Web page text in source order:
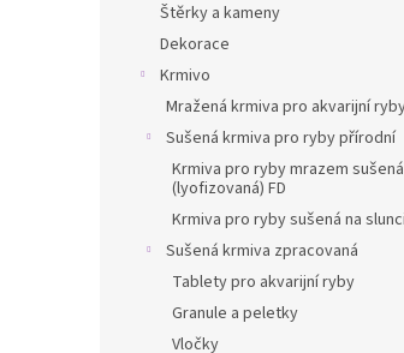
Štěrky a kameny
Dekorace
Krmivo
Mražená krmiva pro akvarijní
Sušená krmiva pro ryby přírodní
Krmiva pro ryby mrazem sušená
(lyofizovaná) FD
Krmiva pro ryby sušená na
Sušená krmiva zpracovaná
Tablety pro akvarijní ryby
Granule a peletky
Vločky